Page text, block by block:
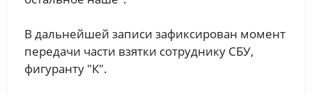
В дальнейшей записи зафиксирован момент
передачи части взятки сотруднику СБУ,
фигуранту "К".